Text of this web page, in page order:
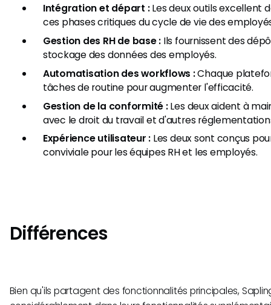
Intégration et départ :Les deux outils excellent
ces phases critiques du cycle de vie des
Gestion des RH de base : Ils fournissent des
stockage des données des employés.
Automatisation des workflows :Chaque
tâches de routine pour augmenter l'efficacité.
Gestion de la conformité :Les deux aident à
avec le droit du travail et d'autres
Expérience utilisateur : Les deux sont conçus
conviviale pour les équipes RH et les employés.
Différences
Bien qu'ils partagent des fonctionnalités principales,